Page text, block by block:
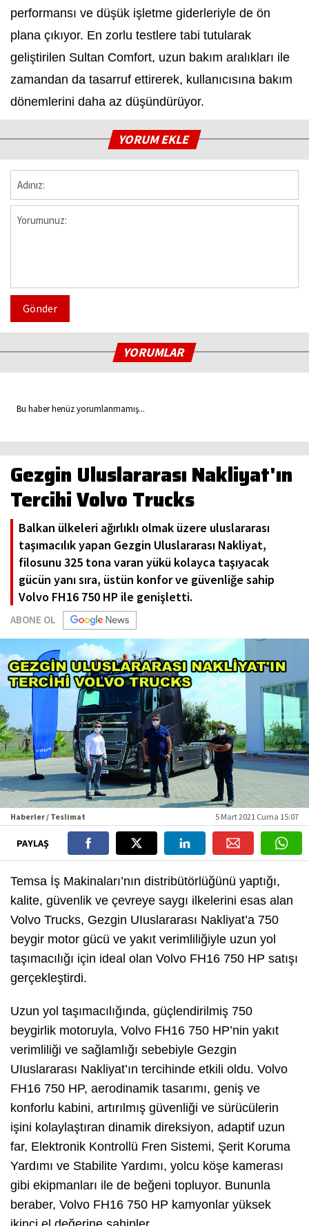
performansı ve düşük işletme giderleriyle de ön
plana çıkıyor. En zorlu testlere tabi tutularak
geliştirilen Sultan Comfort, uzun bakım aralıkları ile
zamandan da tasarruf ettirerek, kullanıcısına bakım
dönemlerini daha az düşündürüyor.
YORUM EKLE
Gönder
YORUMLAR
Bu haber henüz yorumlanmamış...
Gezgin Uluslararası Nakliyat'ın
Tercihi Volvo Trucks
Balkan ülkeleri ağırlıklı olmak üzere uluslararası
taşımacılık yapan Gezgin Uluslararası Nakliyat,
filosunu 325 tona varan yükü kolayca taşıyacak
gücün yanı sıra, üstün konfor ve güvenliğe sahip
Volvo FH16 750 HP ile genişletti.
ABONE OL
Haberler / Teslimat 5 Mart 2021 Cuma 15:07
PAYLAŞ
Temsa İş Makinaları’nın distribütörlüğünü yaptığı,
kalite, güvenlik ve çevreye saygı ilkelerini esas alan
Volvo Trucks, Gezgin UIuslararası Nakliyat’a 750
beygir motor gücü ve yakıt verimliliğiyle uzun yol
taşımacılığı için ideal olan Volvo FH16 750 HP satışı
gerçekleştirdi.
Uzun yol taşımacılığında, güçlendirilmiş 750
beygirlik motoruyla, Volvo FH16 750 HP’nin yakıt
verimliliği ve sağlamlığı sebebiyle Gezgin
UIuslararası Nakliyat’ın tercihinde etkili oldu. Volvo
FH16 750 HP, aerodinamik tasarımı, geniş ve
konforlu kabini, artırılmış güvenliği ve sürücülerin
işini kolaylaştıran dinamik direksiyon, adaptif uzun
far, Elektronik Kontrollü Fren Sistemi, Şerit Koruma
Yardımı ve Stabilite Yardımı, yolcu köşe kamerası
gibi ekipmanları ile de beğeni topluyor. Bununla
beraber, Volvo FH16 750 HP kamyonlar yüksek